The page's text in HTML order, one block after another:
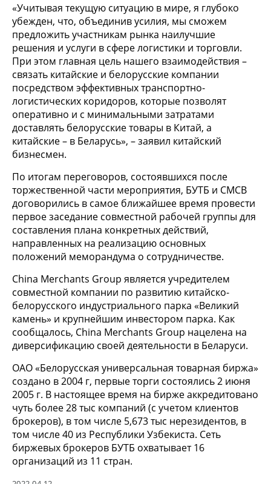
«Учитывая текущую ситуацию в мире, я глубоко
убежден, что, объединив усилия, мы сможем
предложить участникам рынка наилучшие
решения и услуги в сфере логистики и торговли.
При этом главная цель нашего взаимодействия –
связать китайские и белорусские компании
посредством эффективных транспортно-
логистических коридоров, которые позволят
оперативно и с минимальными затратами
доставлять белорусские товары в Китай, а
китайские – в Беларусь», – заявил китайский
бизнесмен.
По итогам переговоров, состоявшихся после
торжественной части мероприятия, БУТБ и CMCB
договорились в самое ближайшее время провести
первое заседание совместной рабочей группы для
составления плана конкретных действий,
направленных на реализацию основных
положений меморандума о сотрудничестве.
China Merchants Group является учредителем
совместной компании по развитию китайско-
белорусского индустриального парка «Великий
камень» и крупнейшим инвестором парка. Как
сообщалось, China Merchants Group нацелена на
диверсификацию своей деятельности в Беларуси.
ОАО «Белорусская универсальная товарная биржа»
создано в 2004 г, первые торги состоялись 2 июня
2005 г. В настоящее время на бирже аккредитовано
чуть более 28 тыс компаний (с учетом клиентов
брокеров), в том числе 5,673 тыс нерезидентов, в
том числе 40 из Республики Узбекиста. Сеть
биржевых брокеров БУТБ охватывает 16
организаций из 11 стран.